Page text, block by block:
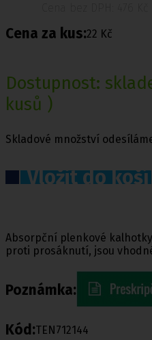
Cena za kus:22 Kč
Dostupnost:
kusů )
Skladové množství
Vložit do
Absorpční plenkové
proti prosáknutí, jsou
Poznámka:
Kód:TEN712144